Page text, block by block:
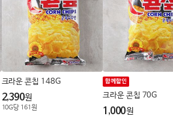
크라운 콘칩 148G
2,390원
10G당 161원
크라운 콘칩 70G
함께할인
1,000원